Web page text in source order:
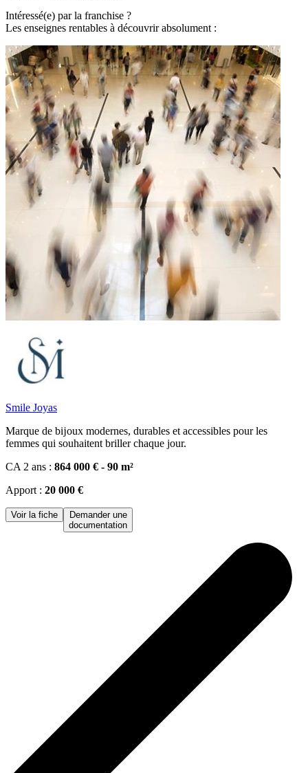
Intéressé(e) par la franchise ?
Les enseignes rentables à découvrir absolument :
Smile Joyas
Marque de bĳoux modernes, durables et accessibles pour les
femmes qui souhaitent briller chaque jour.
CA 2 ans : 864 000 € - 90 m²
Apport : 20 000 €
Voir la fiche
Demander une
documentation